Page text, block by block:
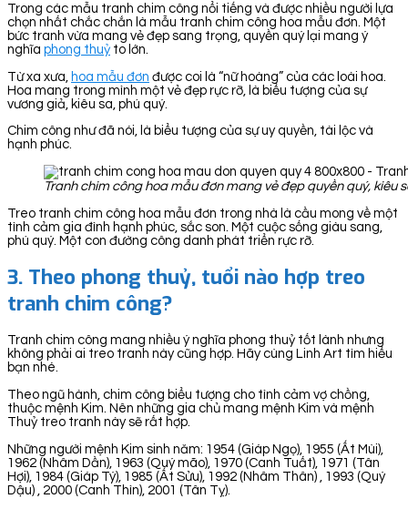
Trong các mẫu tranh chim công nổi tiếng và được nhiều người lựa
chọn nhất chắc chắn là mẫu tranh chim công hoa mẫu đơn. Một
bức tranh vừa mang vẻ đẹp sang trọng, quyền quý lại mang ý
nghĩa phong thuỷ to lớn.
Từ xa xưa, hoa mẫu đơn được coi là “nữ hoàng” của các loài hoa.
Hoa mang trong mình một vẻ đẹp rực rỡ, là biểu tượng của sự
vương giả, kiêu sa, phú quý.
Chim công như đã nói, là biểu tượng của sự uy quyền, tài lộc và
hạnh phúc.
Tranh chim công hoa mẫu đơn mang vẻ đẹp quyền quý, kiêu
Treo tranh chim công hoa mẫu đơn trong nhà là cầu mong về một
tình cảm gia đình hạnh phúc, sắc son. Một cuộc sống giàu sang,
phú quý. Một con đường công danh phát triển rực rỡ.
3. Theo phong thuỷ, tuổi nào hợp treo
tranh chim công?
Tranh chim công mang nhiều ý nghĩa phong thuỷ tốt lành nhưng
không phải ai treo tranh này cũng hợp. Hãy cùng Linh Art tìm hiểu
bạn nhé.
Theo ngũ hành, chim công biểu tượng cho tình cảm vợ chồng,
thuộc mệnh Kim. Nên những gia chủ mang mệnh Kim và mệnh
Thuỷ treo tranh này sẽ rất hợp.
Những người mệnh Kim sinh năm: 1954 (Giáp Ngọ), 1955 (Ất Mùi),
1962 (Nhâm Dần), 1963 (Quý mão), 1970 (Canh Tuất), 1971 (Tân
Hợi), 1984 (Giáp Tý), 1985 (Ất Sửu), 1992 (Nhâm Thân) , 1993 (Quý
Dậu) , 2000 (Canh Thìn), 2001 (Tân Tỵ).